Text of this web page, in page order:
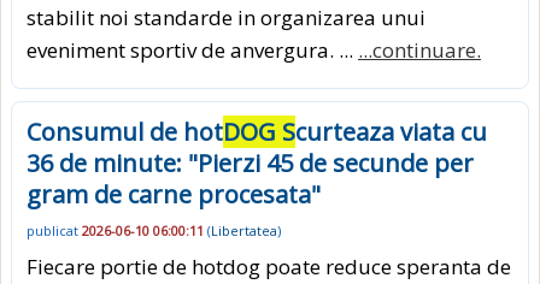
stabilit noi standarde in organizarea unui
eveniment sportiv de anvergura. ... ...continuare.
Consumul de hotDOG Scurteaza viata cu
36 de minute: "Pierzi 45 de secunde per
gram de carne procesata"
publicat 2026-06-10 06:00:11 (Libertatea)
Fiecare portie de hotdog poate reduce speranta de